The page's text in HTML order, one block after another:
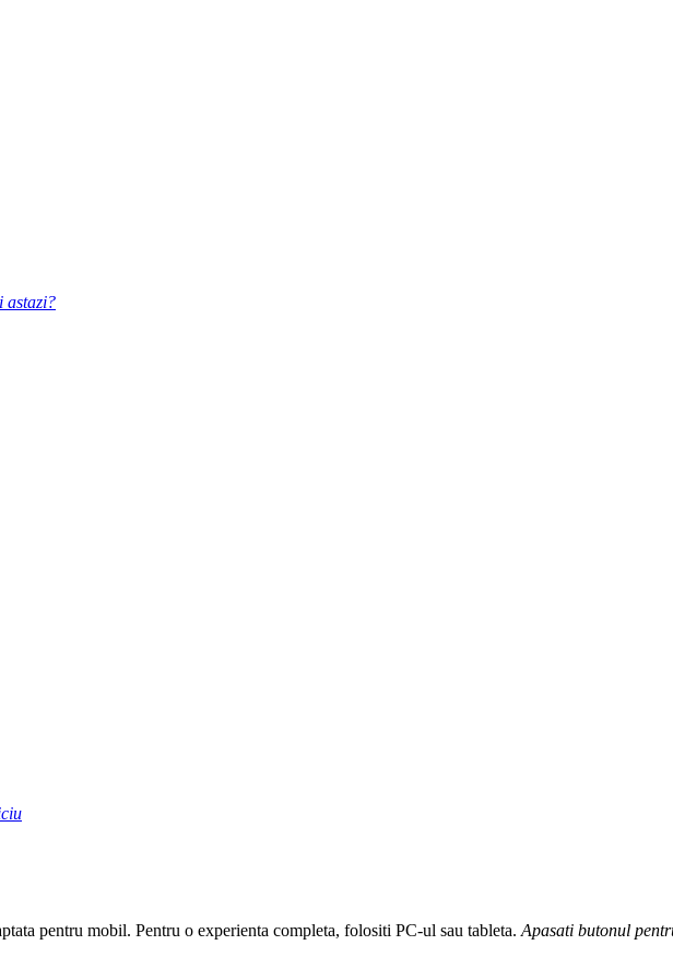
astazi?
pentru mobil. Pentru o experienta completa, folositi PC-ul sau tableta. Apasati butonul